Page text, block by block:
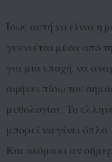
Ίσως αυτή να είναι η
γεννιέται μέσα από
για μια εποχή, να
αφήνει πίσω του
μυθολογίας. Το
μπορεί να γίνει
Και ακόμα κι αν